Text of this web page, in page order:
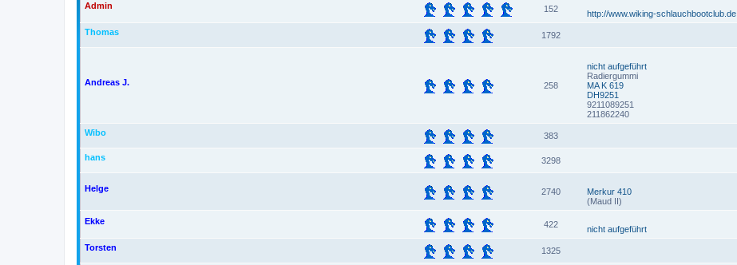
Admin 152 http://www.wiking-schlauchbootclub.de
Thomas 1792
Andreas J. 258
nicht aufgeführt
Radiergummi
MA K 619
DH9251
9211089251
211862240
Wibo 383
hans 3298
Helge 2740
Merkur 410
(Maud II)
Ekke 422 nicht aufgeführt
Torsten 1325